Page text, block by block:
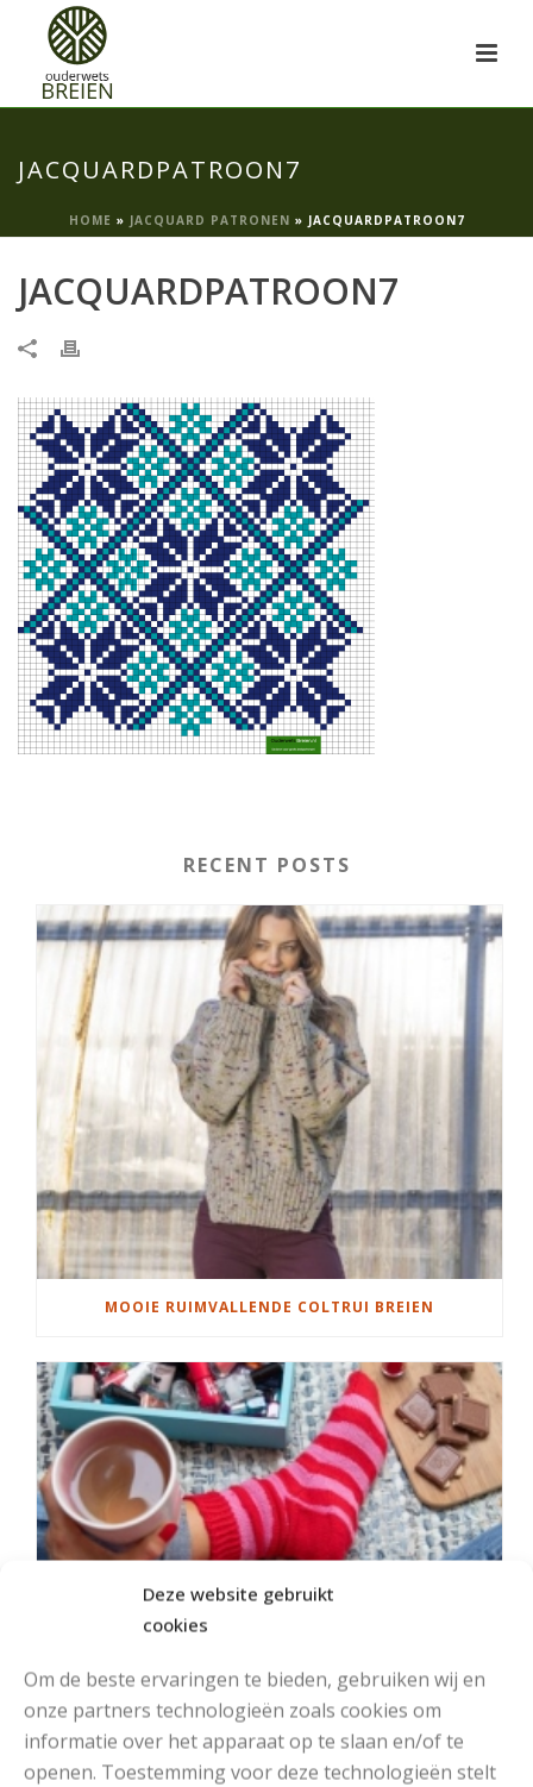
Deze website gebruikt
cookies
Om de beste ervaringen te bieden, gebruiken wij en
onze partners technologieën zoals cookies om
informatie over het apparaat op te slaan en/of te
openen. Toestemming voor deze technologieën stelt
JACQUARDPATROON7
HOME » JACQUARD PATRONEN » JACQUARDPATROON7
JACQUARDPATROON7
RECENT POSTS
MOOIE RUIMVALLENDE COLTRUI BREIEN
MOOIE DIKGESTREEPTE SOKKEN BREIEN VAN DURABLE GAREN